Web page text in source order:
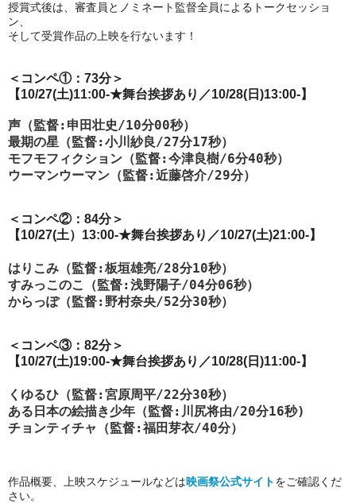
授賞式後は、審査員とノミネート監督全員によるトークセッショ
ン、
そして受賞作品の上映を行ないます！
＜コンペ①：73分＞
【10/27(土)11:00-★舞台挨拶あり ／10/28(日)13:00-】
声（監督:申田壮史/10分00秒）
最期の星（監督:小川紗良/27分17秒）
モフモフィクション（監督:今津良樹/6分40秒）
ウーマンウーマン（監督:近藤啓介/29分）
＜コンペ②：84分＞
【10/27(土）13:00-★舞台挨拶あり／10/27(土)21:00-】
はりこみ（監督:板垣雄亮/28分10秒）
すみっこのこ（監督:浅野陽子/04分06秒）
からっぽ（監督:野村奈央/52分30秒）
＜コンペ③：82分＞
【10/27(土)19:00-★舞台挨拶あり ／10/28(日)11:00-】
くゆるひ（監督:宮原周平/22分30秒）
ある日本の絵描き少年（監督:川尻将由/20分16秒)
チョンティチャ（監督:福田芽衣/40分）
作品概要、上映スケジュールなどは映画祭公式サイトをご確認くだ
さい。